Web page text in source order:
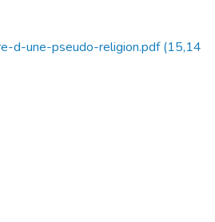
d-une-pseudo-religion.pdf(15,14